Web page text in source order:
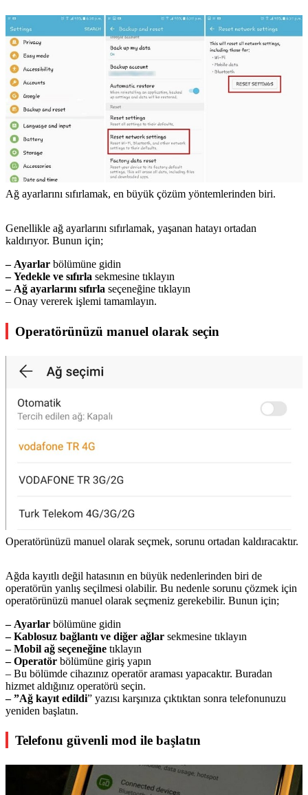
Ağ ayarlarını sıfırlamak, en büyük çözüm yöntemlerinden biri.
Genellikle ağ ayarlarını sıfırlamak, yaşanan hatayı ortadan
kaldırıyor. Bunun için;
– Ayarlar bölümüne gidin
– Yedekle ve sıfırla sekmesine tıklayın
– Ağ ayarlarını sıfırla seçeneğine tıklayın
– Onay vererek işlemi tamamlayın.
Operatörünüzü manuel olarak seçin
Operatörünüzü manuel olarak seçmek, sorunu ortadan kaldıracaktır.
Ağda kayıtlı değil hatasının en büyük nedenlerinden biri de
operatörün yanlış seçilmesi olabilir. Bu nedenle sorunu çözmek için
operatörünüzü manuel olarak seçmeniz gerekebilir. Bunun için;
– Ayarlar bölümüne gidin
– Kablosuz bağlantı ve diğer ağlar sekmesine tıklayın
– Mobil ağ seçeneğine tıklayın
– Operatör bölümüne giriş yapın
– Bu bölümde cihazınız operatör araması yapacaktır. Buradan
hizmet aldığınız operatörü seçin.
– ”Ağ kayıt edildi” yazısı karşınıza çıktıktan sonra telefonunuzu
yeniden başlatın.
Telefonu güvenli mod ile başlatın